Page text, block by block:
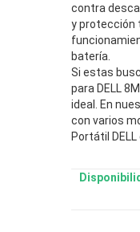
contra
y protección
batería.
Si estas
para DELL
ideal. En
con varios
Portátil